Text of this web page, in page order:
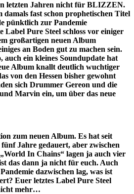
letzten Jahren nicht für BLIZZEN.
damals fast schon prophetischen Titel
pünktlich zur Pandemie
Label Pure Steel schloss vor einiger
großartigen neuen Album
an Boden gut zu machen sein.
auch ein kleines Soundupdate hat
Album knallt deutlich wuchtiger
von den Hessen bisher gewohnt
sich Drummer Gereon und die
Marvin ein, um über das neue
zum neuen Album. Es hat seit
Jahre gedauert, aber zwischen
„World In Chains“ lagen ja auch vier
das dann ja nicht für euch. Auch
dazwischen lag, was ist
Euer letztes Label Pure Steel
mehr…